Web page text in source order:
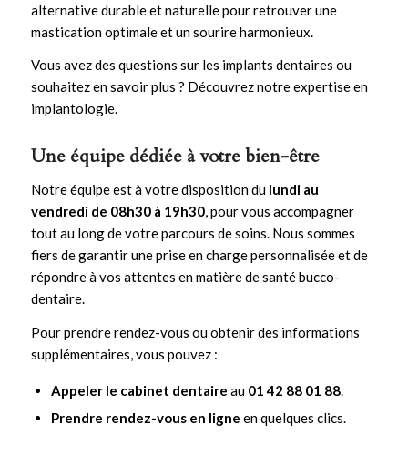
alternative durable et naturelle pour retrouver une
mastication optimale et un sourire harmonieux.
Vous avez des questions sur les implants dentaires ou
souhaitez en savoir plus ? Découvrez notre expertise en
implantologie.
Une équipe dédiée à votre bien-être
Notre équipe est à votre disposition du lundi au
vendredi de 08h30 à 19h30, pour vous accompagner
tout au long de votre parcours de soins. Nous sommes
fiers de garantir une prise en charge personnalisée et de
répondre à vos attentes en matière de santé bucco-
dentaire.
Pour prendre rendez-vous ou obtenir des informations
supplémentaires, vous pouvez :
Appeler le cabinet dentaire au 01 42 88 01 88.
Prendre rendez-vous en ligne en quelques clics.